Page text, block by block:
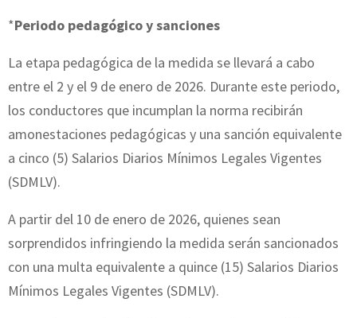
*Periodo pedagógico y sanciones
La etapa pedagógica de la medida se llevará a cabo
entre el 2 y el 9 de enero de 2026. Durante este periodo,
los conductores que incumplan la norma recibirán
amonestaciones pedagógicas y una sanción equivalente
a cinco (5) Salarios Diarios Mínimos Legales Vigentes
(SDMLV).
A partir del 10 de enero de 2026, quienes sean
sorprendidos infringiendo la medida serán sancionados
con una multa equivalente a quince (15) Salarios Diarios
Mínimos Legales Vigentes (SDMLV).